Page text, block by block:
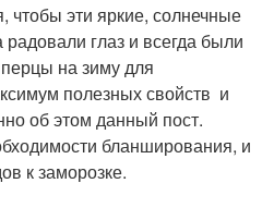
чтобы эти яркие, солнечные
глаз и всегда были
на зиму для
полезных свойств и
об этом данный пост.
бланширования, и
к заморозке.